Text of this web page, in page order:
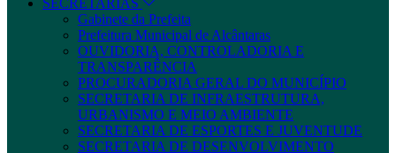
Gabinete da Prefeita
Prefeitura Municipal de Alcântaras
OUVIDORIA, CONTROLADORIA E
TRANSPARÊNCIA
PROCURADORIA GERAL DO MUNICÍPIO
SECRETARIA DE INFRAESTRUTURA,
URBANISMO E MEIO AMBIENTE
SECRETARIA DE ESPORTES E JUVENTUDE
SECRETARIA DE DESENVOLVIMENTO